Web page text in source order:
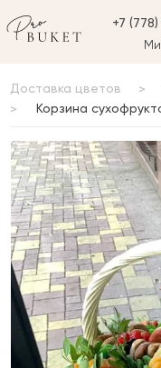
+7
Доставка цветов
Корзина
Корзина